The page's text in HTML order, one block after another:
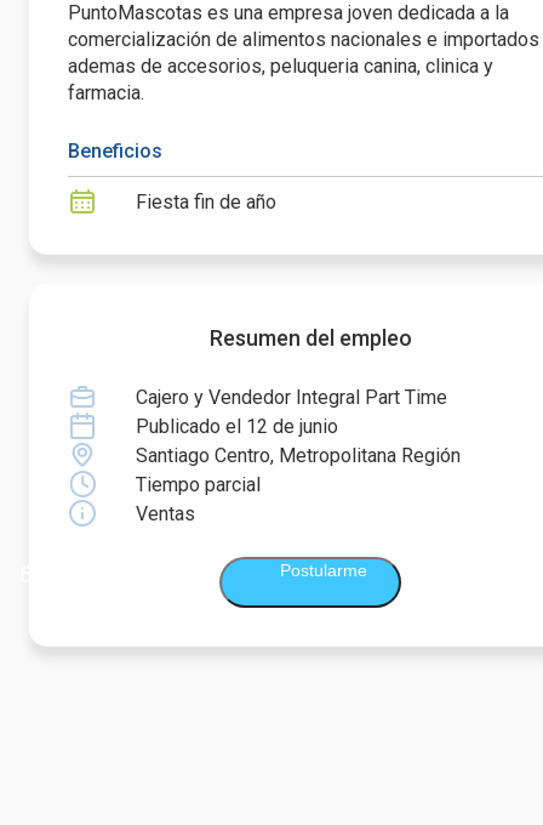
PuntoMascotas es una empresa joven dedicada a la
comercialización de alimentos nacionales e importados
ademas de accesorios, peluqueria canina, clinica y
farmacia.
Beneficios
Fiesta fin de año
Resumen del empleo
Cajero y Vendedor Integral Part Time
Publicado el 12 de junio
Santiago Centro, Metropolitana Región
Tiempo parcial
Ventas
Postularme